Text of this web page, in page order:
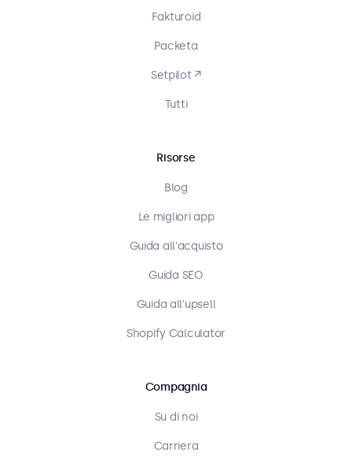
Fakturoid
Packeta
Setpilot ↗
Tutti
Risorse
Blog
Le migliori app
Guida all'acquisto
Guida SEO
Guida all'upsell
Shopify Calculator
Compagnia
Su di noi
Carriera